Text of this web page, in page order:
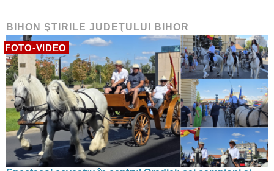
BIHON ŞTIRILE JUDEŢULUI BIHOR
FOTO-VIDEO